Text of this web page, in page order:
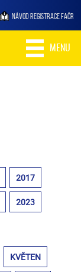
NÁVOD REGISTRACE FAČR
MENU
2017
2023
KVĚTEN